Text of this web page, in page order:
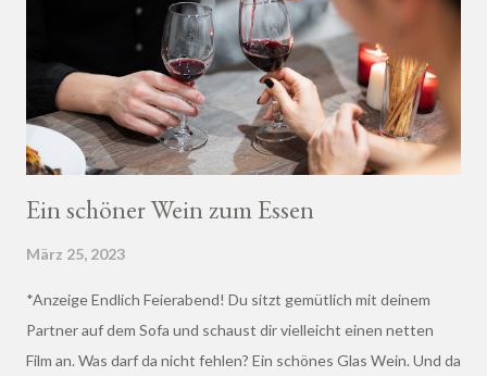
Ein schöner Wein zum Essen
März 25, 2023
*Anzeige Endlich Feierabend! Du sitzt gemütlich mit deinem
Partner auf dem Sofa und schaust dir vielleicht einen netten
Film an. Was darf da nicht fehlen? Ein schönes Glas Wein. Und da